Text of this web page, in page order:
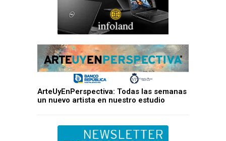
ArteUyEnPerspectiva: Todas las semanas
un nuevo artista en nuestro estudio